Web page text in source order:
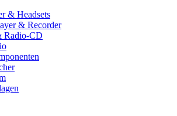
& Headsets
& Recorder
Radio-CD